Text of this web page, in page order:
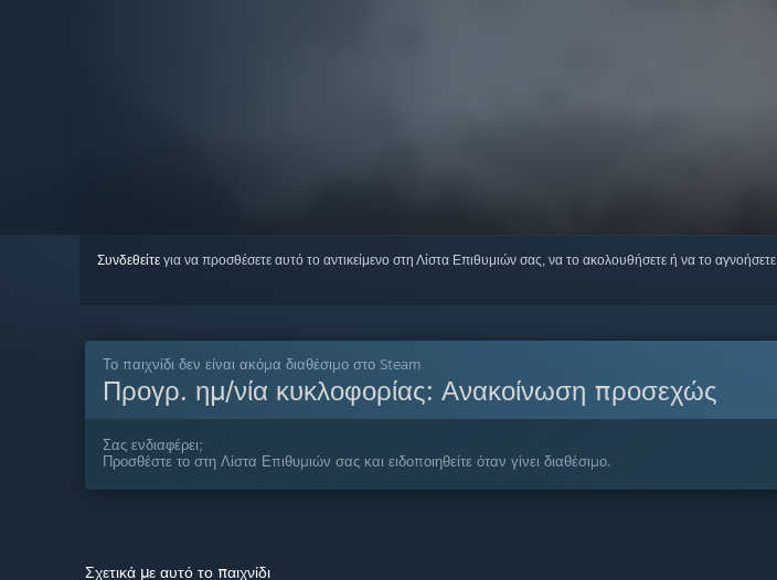
Συνδεθείτε για να προσθέσετε αυτό το αντικείμενο στη Λίστα Επιθυμιών σας, να το ακολουθήσετε ή να το αγνοήσετε
Το παιχνίδι δεν είναι ακόμα διαθέσιμο στο Steam
Προγρ. ημ/νία κυκλοφορίας: Ανακοίνωση προσεχώς
Σας ενδιαφέρει;
Προσθέστε το στη Λίστα Επιθυμιών σας και ειδοποιηθείτε όταν γίνει διαθέσιμο.
Σχετικά με αυτό το παιχνίδι